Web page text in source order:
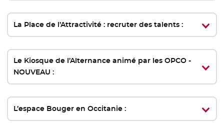
La Place de l’Attractivité : recruter des talents :
Le Kiosque de l’Alternance animé par les OPCO -
NOUVEAU :
L’espace Bouger en Occitanie :